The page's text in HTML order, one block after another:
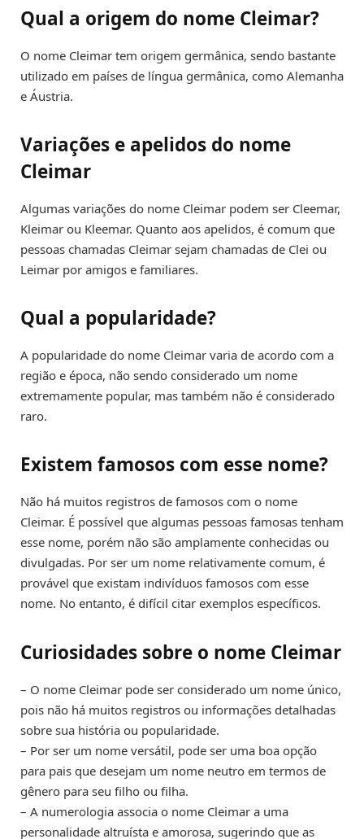
Qual a origem do nome Cleimar?
O nome Cleimar tem origem germânica, sendo bastante
utilizado em países de língua germânica, como Alemanha
e Áustria.
Variações e apelidos do nome
Cleimar
Algumas variações do nome Cleimar podem ser Cleemar,
Kleimar ou Kleemar. Quanto aos apelidos, é comum que
pessoas chamadas Cleimar sejam chamadas de Clei ou
Leimar por amigos e familiares.
Qual a popularidade?
A popularidade do nome Cleimar varia de acordo com a
região e época, não sendo considerado um nome
extremamente popular, mas também não é considerado
raro.
Existem famosos com esse nome?
Não há muitos registros de famosos com o nome
Cleimar. É possível que algumas pessoas famosas tenham
esse nome, porém não são amplamente conhecidas ou
divulgadas. Por ser um nome relativamente comum, é
provável que existam indivíduos famosos com esse
nome. No entanto, é difícil citar exemplos específicos.
Curiosidades sobre o nome Cleimar
– O nome Cleimar pode ser considerado um nome único,
pois não há muitos registros ou informações detalhadas
sobre sua história ou popularidade.
– Por ser um nome versátil, pode ser uma boa opção
para pais que desejam um nome neutro em termos de
gênero para seu filho ou filha.
– A numerologia associa o nome Cleimar a uma
personalidade altruísta e amorosa, sugerindo que as